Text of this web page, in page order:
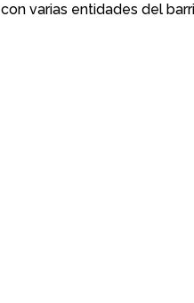
varias entidades del